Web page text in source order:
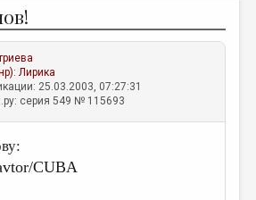
Лирика
25.03.2003, 07:27:31
серия 549 № 115693
CUBA